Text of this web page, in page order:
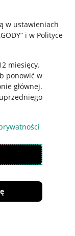
w ustawieniach
i w Polityce
miesięcy.
ponowić w
głównej.
.